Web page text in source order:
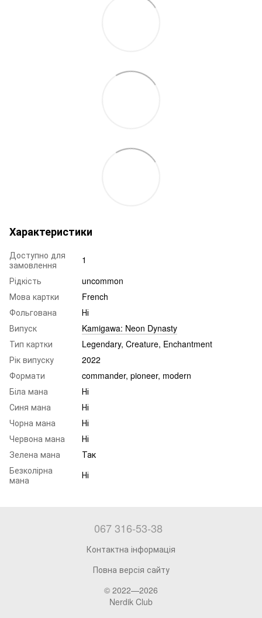
Характеристики
Доступно для
замовлення
1
Рідкість
uncommon
Мова картки
French
Фольгована
Ні
Випуск
Kamigawa: Neon Dynasty
Тип картки
Legendary, Creature, Enchantment
Рік випуску
2022
Формати
commander, pioneer, modern
Біла мана
Ні
Синя мана
Ні
Чорна мана
Ні
Червона мана
Ні
Зелена мана
Так
Безколірна
мана
Ні
067 316-53-38
Контактна інформація
Повна версія сайту
© 2022—2026
Nerdik Club